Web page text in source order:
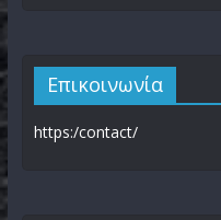
Επικοινωνία
https:/contact/